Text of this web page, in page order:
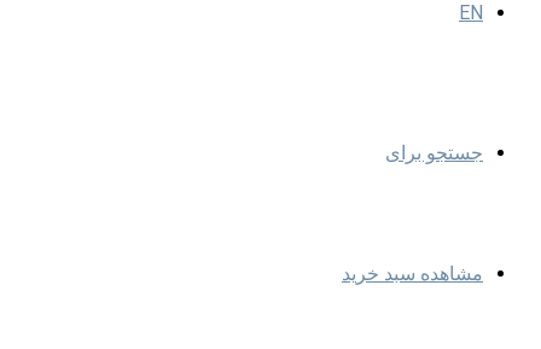
EN
جستجو برای
مشاهده سبد خرید